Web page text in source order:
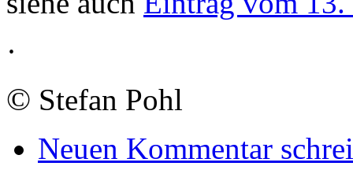
·
© Stefan Pohl
Neuen Kommentar